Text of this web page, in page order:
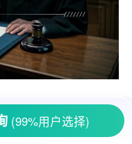
，绩效工资是应得
拖欠绩效，这让员
(99%用户选择)